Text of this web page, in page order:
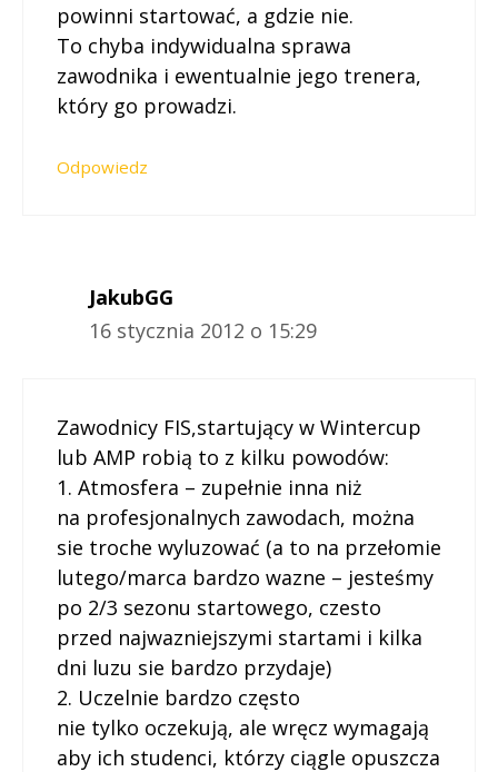
powinni startować, a gdzie nie.
To chyba indywidualna sprawa
zawodnika i ewentualnie jego trenera,
który go prowadzi.
Odpowiedz
JakubGG
16 stycznia 2012 o 15:29
Zawodnicy FIS,startujący w Wintercup
lub AMP robią to z kilku powodów:
1. Atmosfera – zupełnie inna niż
na profesjonalnych zawodach, można
sie troche wyluzować (a to na przełomie
lutego/marca bardzo wazne – jesteśmy
po 2/3 sezonu startowego, czesto
przed najwazniejszymi startami i kilka
dni luzu sie bardzo przydaje)
2. Uczelnie bardzo często
nie tylko oczekują, ale wręcz wymagają
aby ich studenci, którzy ciągle opuszcza